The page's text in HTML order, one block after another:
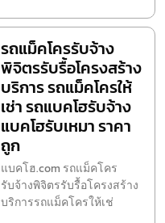
รถแม็คโครรับจ้าง
พิจิตรรับรื้อโครงสร้าง
บริการ รถแม็คโครให้
เช่า รถแบคโฮรับจ้าง
แบคโฮรับเหมา ราคา
ถูก
แบคโฮ.com รถแม็คโคร
รับจ้างพิจิตรรับรื้อโครงสร้าง
บริการรถแม็คโครให้เช่